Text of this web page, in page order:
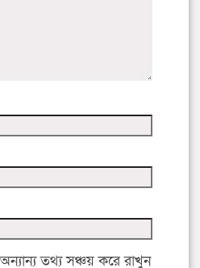
তথ্য সঞ্চয় করে রাখুন